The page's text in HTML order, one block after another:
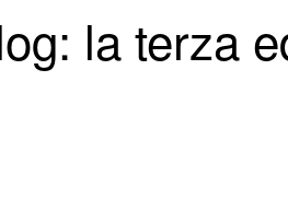
la terza